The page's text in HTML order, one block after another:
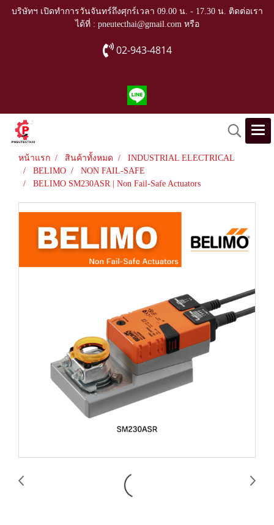
บริษัทฯ เปิดทำการวันจันทร์ถึงศุกร์เวลา 09.00 น. - 17.30 น. ติดต่อเรา
ได้ที่ : pneutecthai@gmail.com หรือ
02-943-4814
หน้าแรก สินค้าทั้งหมด
INDUSTRIAL ELECTRICAL
BELIMO
NON FAIL-SAFE
BELIMO SM230ASR | Non Fail-Safe Actuators